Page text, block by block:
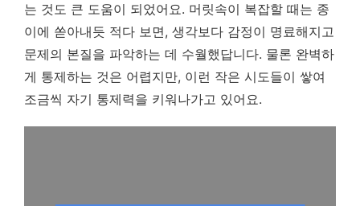
는 것도 큰 도움이 되었어요. 머릿속이 복잡할 때는 종
이에 쏟아내듯 적다 보면, 생각보다 감정이 명료해지고
문제의 본질을 파악하는 데 수월했답니다. 물론 완벽하
게 통제하는 것은 어렵지만, 이런 작은 시도들이 쌓여
조금씩 자기 통제력을 키워나가고 있어요.